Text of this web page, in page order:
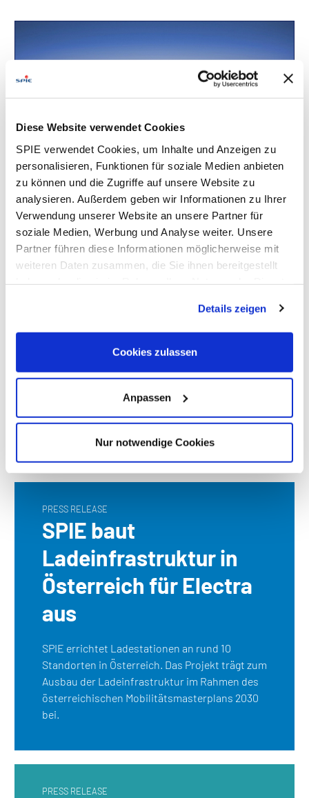
Diese Website verwendet Cookies
SPIE verwendet Cookies, um Inhalte und Anzeigen zu
personalisieren, Funktionen für soziale Medien anbieten
zu können und die Zugriffe auf unsere Website zu
analysieren. Außerdem geben wir Informationen zu Ihrer
Verwendung unserer Website an unsere Partner für
soziale Medien, Werbung und Analyse weiter. Unsere
Partner führen diese Informationen möglicherweise mit
weiteren Daten zusammen, die Sie ihnen bereitgestellt
Verarbeitung Ihrer Daten in den USA ein. Alle weiteren
Informationen zu Cookies finden Sie in unseren
Datenschutzhinweisen.
Details zeigen
Cookies zulassen
Anpassen
Nur notwendige Cookies
Downloads
Pressemitteilung (PDF, 0,22 MB)
Pressebild (JPG, 0,25 MB)
News
PRESS RELEASE
SPIE baut
Ladeinfrastruktur in
Österreich für Electra
aus
SPIE errichtet Ladestationen an rund 10
Standorten in Österreich. Das Projekt trägt zum
Ausbau der Ladeinfrastruktur im Rahmen des
österreichischen Mobilitätsmasterplans 2030
bei.
PRESS RELEASE